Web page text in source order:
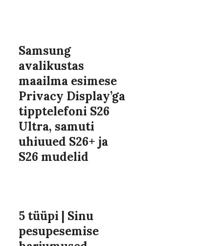
Samsung
avalikustas
maailma esimese
Privacy Display’ga
tipptelefoni S26
Ultra, samuti
uhiuued S26+ ja
S26 mudelid
5 tüüpi | Sinu
pesupesemise